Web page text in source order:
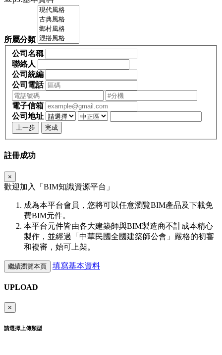
所屬分類
公司名稱
聯絡人
公司統編
公司電話
電子信箱
公司地址
上一步 完成
註冊成功
×
歡迎加入「 BIM知識資源平台」
成為本平台會員，您將可以任意瀏覽BIM產品及下載免
費BIM元件。
本平台元件皆由各大建築師與BIM製造商不計成本精心
製作，並經過「中華民國全國建築師公會」嚴格的初審
和複審，始可上架。
繼續瀏覽本頁 填寫基本資料
UPLOAD
×
請選擇上傳類型